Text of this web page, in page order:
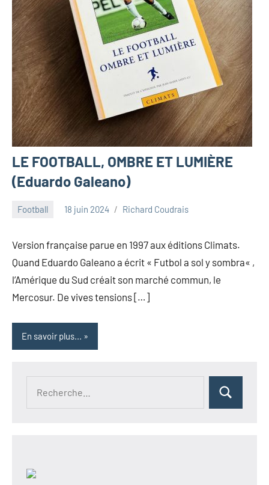
LE FOOTBALL, OMBRE ET LUMIÈRE
(Eduardo Galeano)
Football 18 juin 2024 Richard Coudrais
Version française parue en 1997 aux éditions Climats.
Quand Eduardo Galeano a écrit « Futbol a sol y sombra« ,
l’Amérique du Sud créait son marché commun, le
Mercosur. De vives tensions […]
En savoir plus...
Rechercher